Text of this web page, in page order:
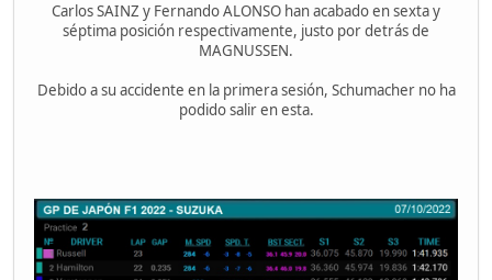
Carlos SAINZ y Fernando ALONSO han acabado en sexta y
séptima posición respectivamente, justo por detrás de
MAGNUSSEN.
Debido a su accidente en la primera sesión, Schumacher no ha
podido salir en esta.